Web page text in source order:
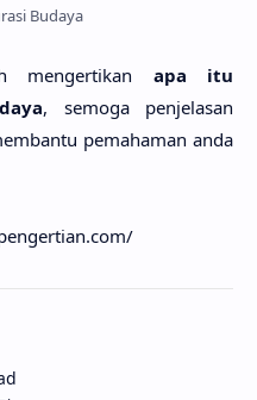
Budaya
mengertikan apa itu
, semoga penjelasan
pemahaman anda